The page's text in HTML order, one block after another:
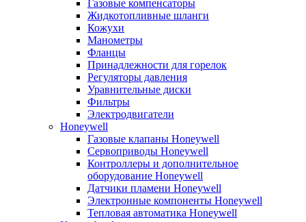
Газовые компенсаторы
Жидкотопливные шланги
Кожухи
Манометры
Фланцы
Принадлежности для горелок
Регуляторы давления
Уравнительные диски
Фильтры
Электродвигатели
Honeywell
Газовые клапаны Honeywell
Сервоприводы Honeywell
Контроллеры и дополнительное
оборудование Honeywell
Датчики пламени Honeywell
Электронные компоненты Honeywell
Тепловая автоматика Honeywell